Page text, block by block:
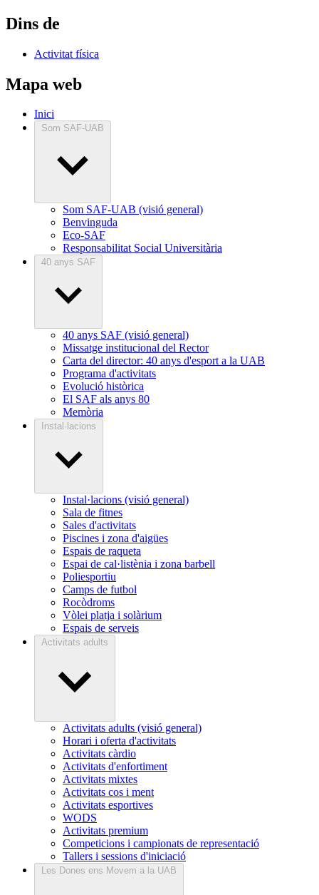
Dins de
Activitat física
Mapa web
Inici
Som SAF-UAB
Som SAF-UAB (visió general)
Benvinguda
Eco-SAF
Responsabilitat Social Universitària
40 anys SAF
40 anys SAF (visió general)
Missatge institucional del Rector
Carta del director: 40 anys d'esport a la UAB
Programa d'activitats
Evolució històrica
El SAF als anys 80
Memòria
Instal·lacions
Instal·lacions (visió general)
Sala de fitnes
Sales d'activitats
Piscines i zona d'aigües
Espais de raqueta
Espai de cal·listènia i zona barbell
Poliesportiu
Camps de futbol
Rocòdroms
Vòlei platja i solàrium
Espais de serveis
Activitats adults
Activitats adults (visió general)
Horari i oferta d'activitats
Activitats càrdio
Activitats d'enfortiment
Activitats mixtes
Activitats cos i ment
Activitats esportives
WODS
Activitats premium
Competicions i campionats de representació
Tallers i sessions d'iniciació
Les Dones ens Movem a la UAB